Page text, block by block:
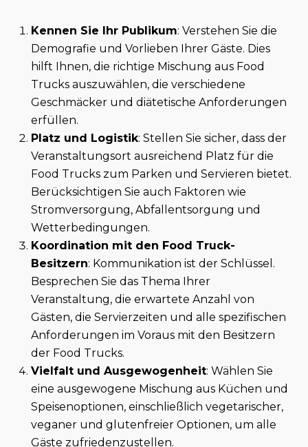
Kennen Sie Ihr Publikum: Verstehen Sie die
Demografie und Vorlieben Ihrer Gäste. Dies
hilft Ihnen, die richtige Mischung aus Food
Trucks auszuwählen, die verschiedene
Geschmäcker und diätetische Anforderungen
erfüllen.
Platz und Logistik: Stellen Sie sicher, dass der
Veranstaltungsort ausreichend Platz für die
Food Trucks zum Parken und Servieren bietet.
Berücksichtigen Sie auch Faktoren wie
Stromversorgung, Abfallentsorgung und
Wetterbedingungen.
Koordination mit den Food Truck-
Besitzern: Kommunikation ist der Schlüssel.
Besprechen Sie das Thema Ihrer
Veranstaltung, die erwartete Anzahl von
Gästen, die Servierzeiten und alle spezifischen
Anforderungen im Voraus mit den Besitzern
der Food Trucks.
Vielfalt und Ausgewogenheit: Wählen Sie
eine ausgewogene Mischung aus Küchen und
Speisenoptionen, einschließlich vegetarischer,
veganer und glutenfreier Optionen, um alle
Gäste zufriedenzustellen.